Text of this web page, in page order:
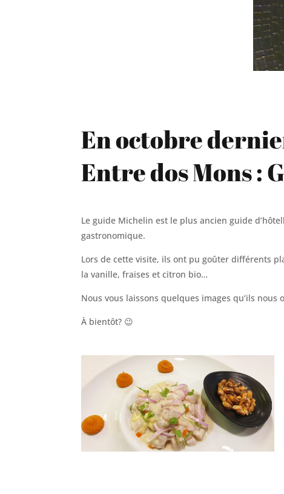
En octobre
Entre dos Mons :
Le guide Michelin est le plus ancien guide
gastronomique.
Lors de cette visite, ils ont pu goûter différents
la vanille, fraises et citron bio…
Nous vous laissons quelques images qu’ils nous
À bientôt? 😉